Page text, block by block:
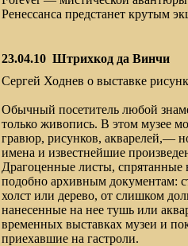
Ренессанса предстанет крутым
23.04.10 Штрихкод да Винчи
Сергей Ходнев о выставке
Обычный посетитель любой
только живопись. В этом музее
гравюр, рисунков, акварелей,—
имена и известнейшие
Драгоценные листы, спрятанные
подобно архивным документам:
холст или дерево, от слишком
нанесенные на нее тушь или
временных выставках музеи и
приехавшие на гастроли.